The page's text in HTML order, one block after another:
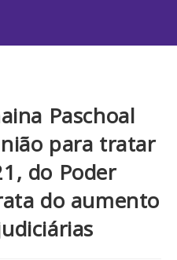
Paschoal
para tratar
do Poder
do aumento